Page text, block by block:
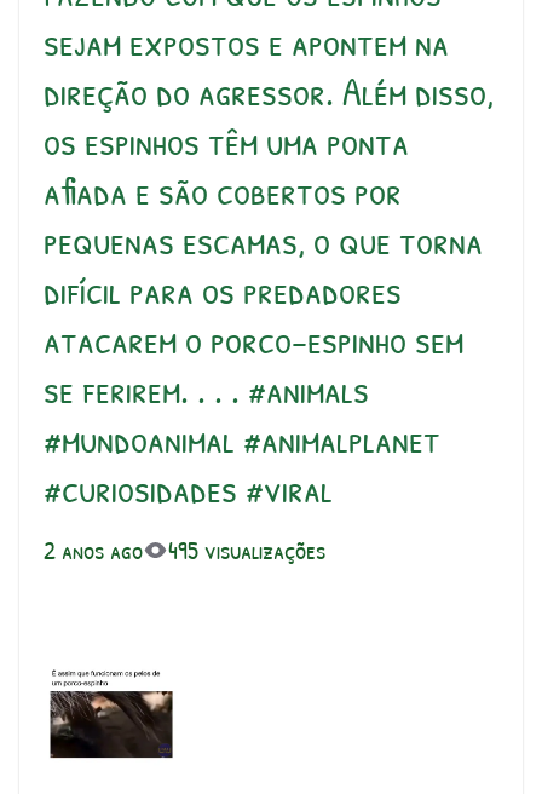
sejam expostos e apontem na
direção do agressor. Além disso,
os espinhos têm uma ponta
afiada e são cobertos por
pequenas escamas, o que torna
difícil para os predadores
atacarem o porco-espinho sem
se ferirem. . . . #animals
#mundoanimal #animalplanet
#curiosidades #viral
2 anos ago 495 visualizações